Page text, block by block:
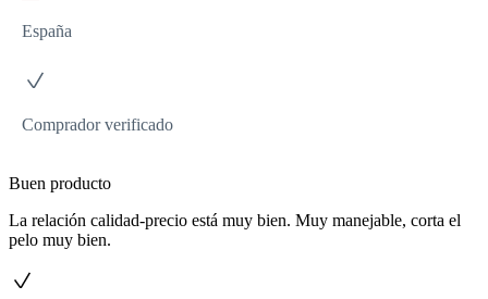
España
Comprador verificado
Buen producto
La relación calidad-precio está muy bien. Muy manejable, corta el
pelo muy bien.